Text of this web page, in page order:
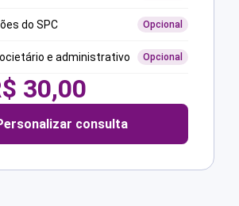
do SPC Opcional
e administrativo Opcional
30,00
consulta